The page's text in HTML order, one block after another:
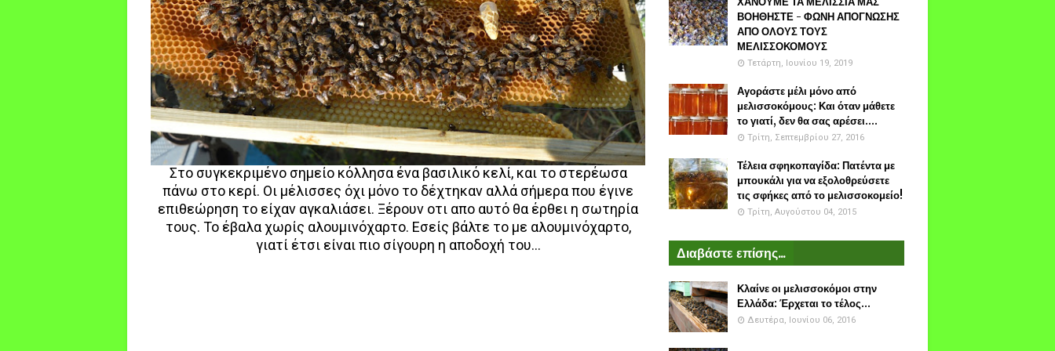
Στο συγκεκριμένο σημείο κόλλησα ένα βασιλικό κελί, και το στερέωσα
πάνω στο κερί. Οι μέλισσες όχι μόνο το δέχτηκαν αλλά σήμερα που έγινε
επιθεώρηση το είχαν αγκαλιάσει. Ξέρουν οτι απο αυτό θα έρθει η σωτηρία
τους. To έβαλα χωρίς αλουμινόχαρτο. Εσείς βάλτε το με αλουμινόχαρτο,
γιατί έτσι είναι πιο σίγουρη η αποδοχή του...
ΒΟΗΘΗΣΤΕ - ΦΩΝΗ ΑΠΟΓΝΩΣΗΣ
ΑΠΟ ΟΛΟΥΣ ΤΟΥΣ
ΜΕΛΙΣΣΟΚΟΜΟΥΣ
Τετάρτη, Ιουνίου 19, 2019
Αγοράστε μέλι μόνο από
μελισσοκόμους: Και όταν μάθετε
το γιατί, δεν θα σας αρέσει....
Τρίτη, Σεπτεμβρίου 27, 2016
Τέλεια σφηκοπαγίδα: Πατέντα με
μπουκάλι για να εξολοθρεύσετε
τις σφήκες από το μελισσοκομείο!
Τρίτη, Αυγούστου 04, 2015
Διαβάστε επίσης...
Κλαίνε οι μελισσοκόμοι στην
Ελλάδα: Έρχεται το τέλος...
Δευτέρα, Ιουνίου 06, 2016